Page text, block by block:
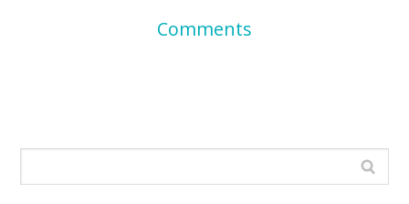
Comments